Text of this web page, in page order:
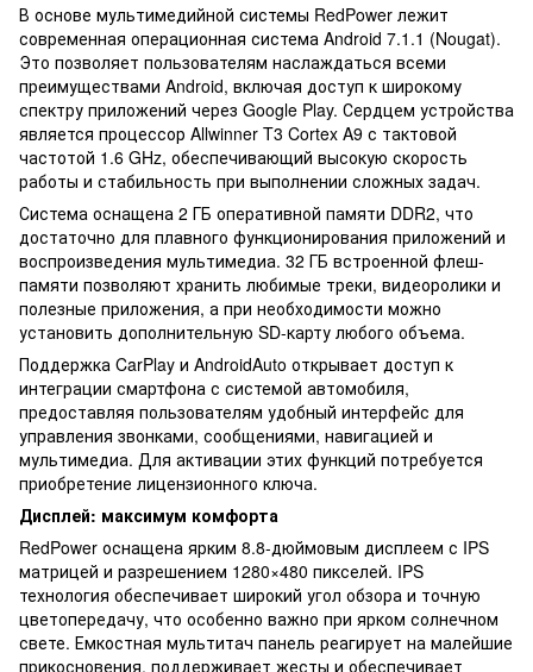
В основе мультимедийной системы RedPower лежит
современная операционная система Android 7.1.1 (Nougat).
Это позволяет пользователям наслаждаться всеми
преимуществами Android, включая доступ к широкому
спектру приложений через Google Play. Сердцем устройства
является процессор Allwinner T3 Cortex A9 с тактовой
частотой 1.6 GHz, обеспечивающий высокую скорость
работы и стабильность при выполнении сложных задач.
Система оснащена 2 ГБ оперативной памяти DDR2, что
достаточно для плавного функционирования приложений и
воспроизведения мультимедиа. 32 ГБ встроенной флеш-
памяти позволяют хранить любимые треки, видеоролики и
полезные приложения, а при необходимости можно
установить дополнительную SD-карту любого объема.
Поддержка CarPlay и AndroidAuto открывает доступ к
интеграции смартфона с системой автомобиля,
предоставляя пользователям удобный интерфейс для
управления звонками, сообщениями, навигацией и
мультимедиа. Для активации этих функций потребуется
приобретение лицензионного ключа.
Дисплей: максимум комфорта
RedPower оснащена ярким 8.8-дюймовым дисплеем с IPS
матрицей и разрешением 1280×480 пикселей. IPS
технология обеспечивает широкий угол обзора и точную
цветопередачу, что особенно важно при ярком солнечном
свете. Емкостная мультитач панель реагирует на малейшие
прикосновения, поддерживает жесты и обеспечивает